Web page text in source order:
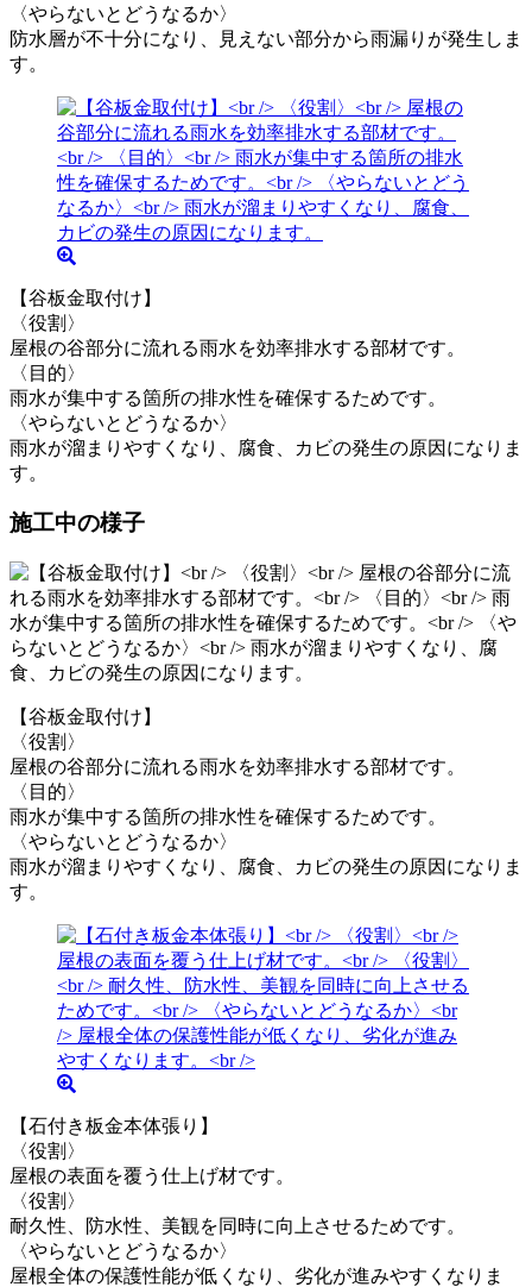
〈やらないとどうなるか〉
防水層が不十分になり、見えない部分から雨漏りが発生しま
す。
【谷板金取付け】
〈役割〉
屋根の谷部分に流れる雨水を効率排水する部材です。
〈目的〉
雨水が集中する箇所の排水性を確保するためです。
〈やらないとどうなるか〉
雨水が溜まりやすくなり、腐食、カビの発生の原因になりま
す。
施工中の様子
【谷板金取付け】
〈役割〉
屋根の谷部分に流れる雨水を効率排水する部材です。
〈目的〉
雨水が集中する箇所の排水性を確保するためです。
〈やらないとどうなるか〉
雨水が溜まりやすくなり、腐食、カビの発生の原因になりま
す。
【石付き板金本体張り】
〈役割〉
屋根の表面を覆う仕上げ材です。
〈役割〉
耐久性、防水性、美観を同時に向上させるためです。
〈やらないとどうなるか〉
屋根全体の保護性能が低くなり、劣化が進みやすくなりま